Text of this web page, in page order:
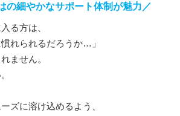
の細やかなサポート体制が魅力／
る方は、
慣れられるだろうか…」
ません。
ズに溶け込めるよう、